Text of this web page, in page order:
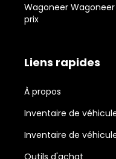
Wagoneer
prix
Liens rapides
À propos
Inventaire de
Inventaire de